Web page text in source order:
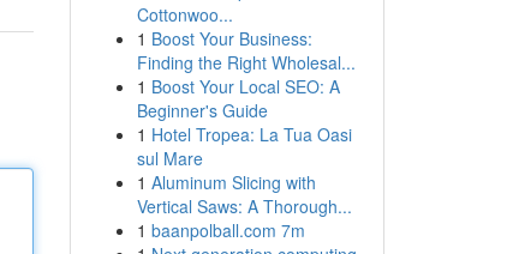
Cottonwoo...
1 Boost Your Business:
Finding the Right Wholesal...
1 Boost Your Local SEO: A
Beginner's Guide
1 Hotel Tropea: La Tua Oasi
sul Mare
1 Aluminum Slicing with
Vertical Saws: A Thorough...
1 baanpolball.com 7m